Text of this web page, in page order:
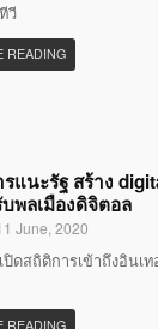
วี
READING
แนะรัฐ สร้าง
พลเมืองดิจิตอล
June, 2020
ดสถิติการเข้าถึงอินเ
READING